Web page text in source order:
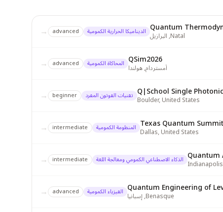
Quantum
Natal
,البرازيل الديناميكا الحرارية الكمومية advanced
→
QSim2026
أمستردام,هولندا المحاكاة الكمومية advanced
→
Boulder,United States تقنيات الفوتون المفرد beginner
→
Texas Quantum
Dallas,United States المنظومة الكمومية intermediate
→
Quantum
Indianapolis الذكاء الاصطناعي الكمومي ومعالجة اللغة intermediate
→
Quantum Engineering of
Benasque
,إسبانيا الفيزياء الكمومية advanced
→